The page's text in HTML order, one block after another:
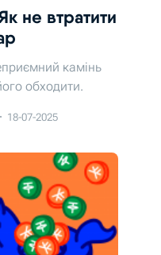
не втратити
камінь
обходити.
18-07-2025